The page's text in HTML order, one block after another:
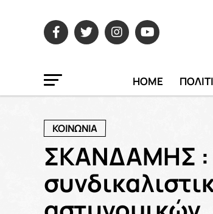
HOME
ΚΟΙΝΩΝΙΑ
ΣΚΑΝΔΑΜΗΣ :